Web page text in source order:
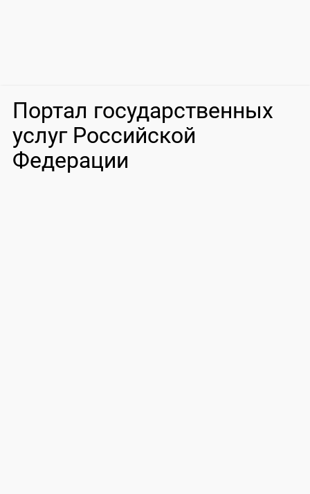
Портал государственных
услуг Российской
Федерации